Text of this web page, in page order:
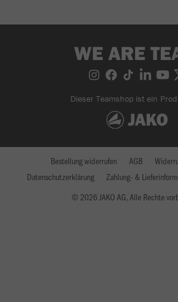
WE ARE
Dieser Teamshop ist ein
© 2026 JAKO AG, Alle Rechte
Bestellung widerrufen AGB
Datenschutzerklärung
Zahlung- &